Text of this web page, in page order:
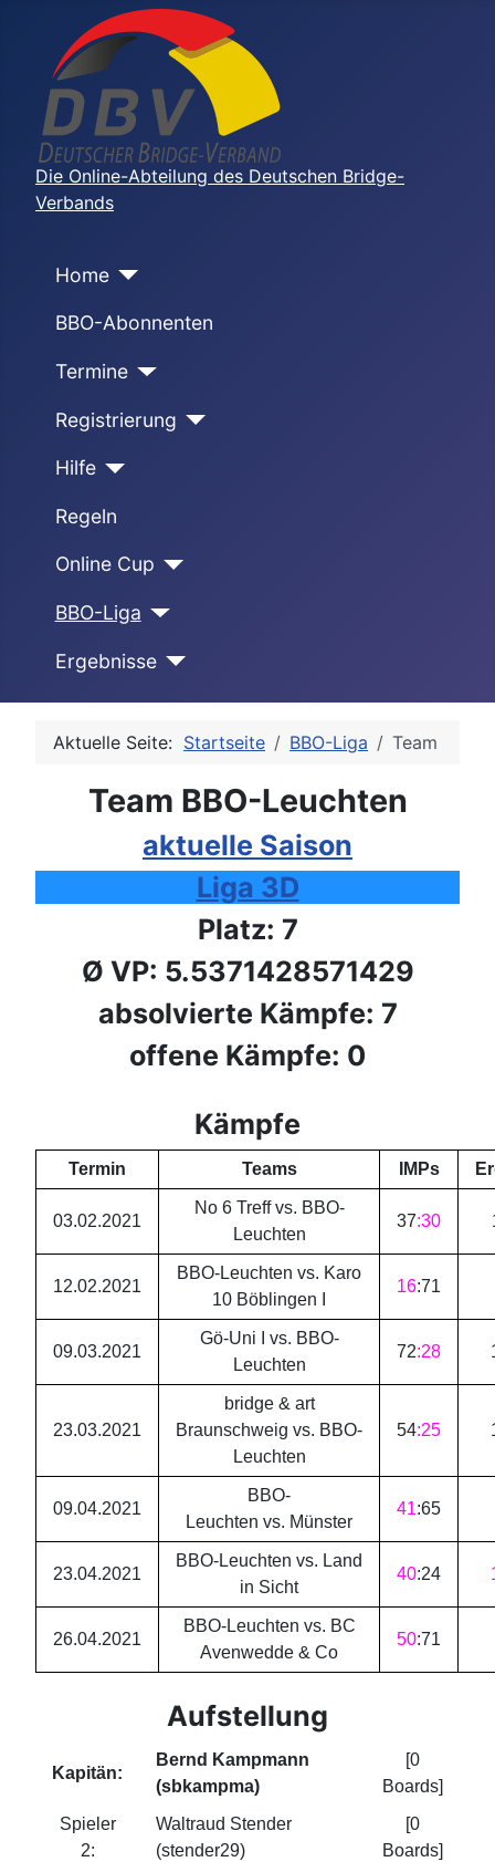
Die Online-Abteilung des Deutschen Bridge-
Verbands
Home
BBO-Abonnenten
Termine
Registrierung
Hilfe
Regeln
Online Cup
BBO-Liga
Ergebnisse
Aktuelle Seite: Startseite BBO-Liga Team
Team BBO-Leuchten
aktuelle Saison
Liga 3D
Platz: 7
Ø VP: 5.5371428571429
absolvierte Kämpfe: 7
offene Kämpfe: 0
Kämpfe
Termin Teams IMPs
03.02.2021
No 6 Treff vs. BBO-
Leuchten
37:30
12.02.2021
BBO-Leuchten vs. Karo
10 Böblingen I
16:71
09.03.2021
Gö-Uni I vs. BBO-
Leuchten
72:28
23.03.2021
bridge & art
Braunschweig vs. BBO-
Leuchten
54:25
09.04.2021
BBO-
Leuchten vs. Münster
41:65
23.04.2021
BBO-Leuchten vs. Land
in Sicht
40:24
26.04.2021
BBO-Leuchten vs. BC
Avenwedde & Co
50:71
Aufstellung
Kapitän:
Bernd Kampmann
(sbkampma)
[0
Boards]
Spieler
2:
Waltraud Stender
(stender29)
[0
Boards]